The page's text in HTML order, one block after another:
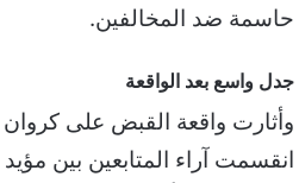
حاسمة ضد المخالفين.
جدل واسع بعد الواقعة
وأثارت واقعة القبض على
انقسمت آراء المتابعين بين